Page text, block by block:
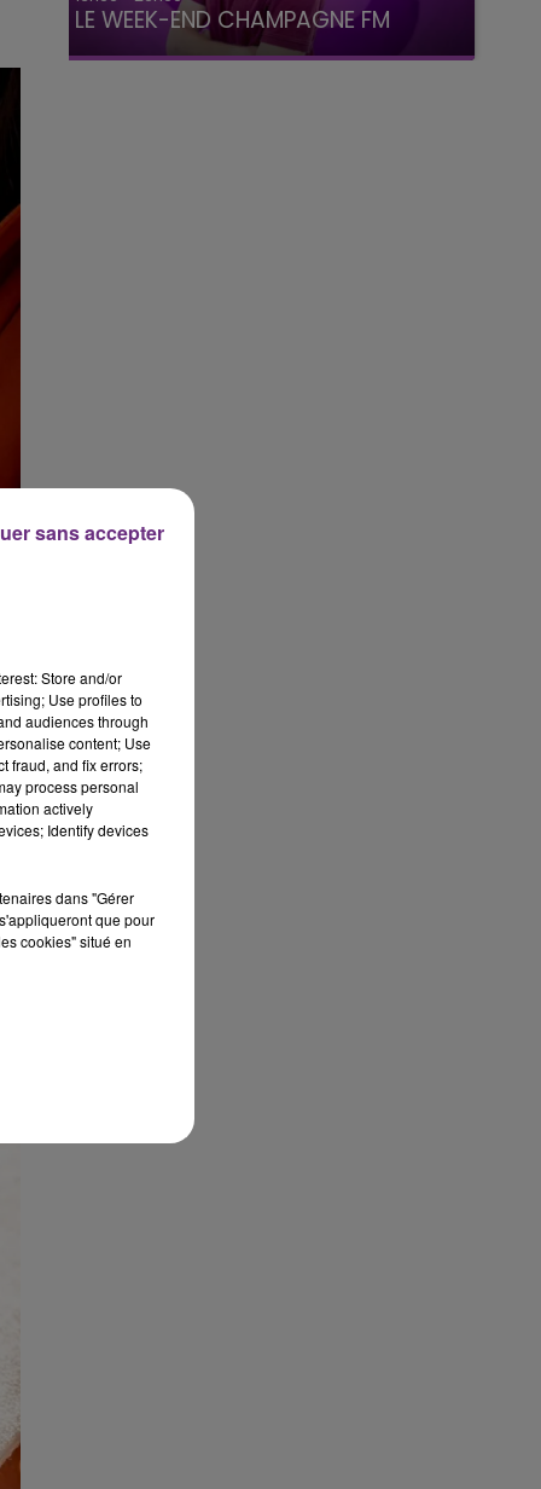
LE WEEK-END CHAMPAGNE FM
Store and/or
Use profiles to
audiences through
content; Use
fraud, and fix errors;
process personal
actively
Identify devices
dans "Gérer
que pour
cookies" situé en
sans accepter